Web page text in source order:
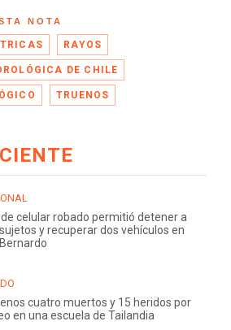
NOTA
RAYOS
DE CHILE
TRUENOS
de celular robado permitió detener a
y recuperar dos vehículos en
cuatro muertos y 15 heridos por
en una escuela de Tailandia